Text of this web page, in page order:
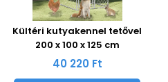
Kültéri kutyakennel tetővel
200 x 100 x 125 cm
40 220 Ft